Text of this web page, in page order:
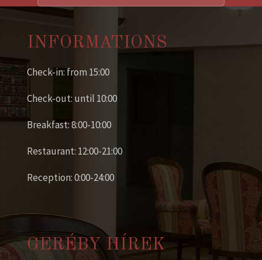
INFORMATIONS
Check-in: from 15:00
Check-out: until 10:00
Breakfast: 8:00-10:00
Restaurant: 12:00-21:00
Reception: 0:00-24:00
GERÉBY HÍREK